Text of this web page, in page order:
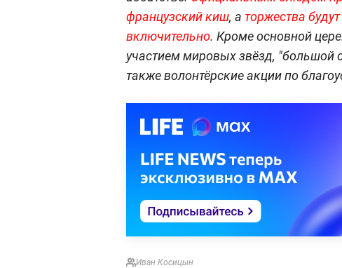
французский киш, а торжества
включительно. Кроме основной
участием мировых звёзд, "большой
также волонтёрские акции по
Иван Косицын